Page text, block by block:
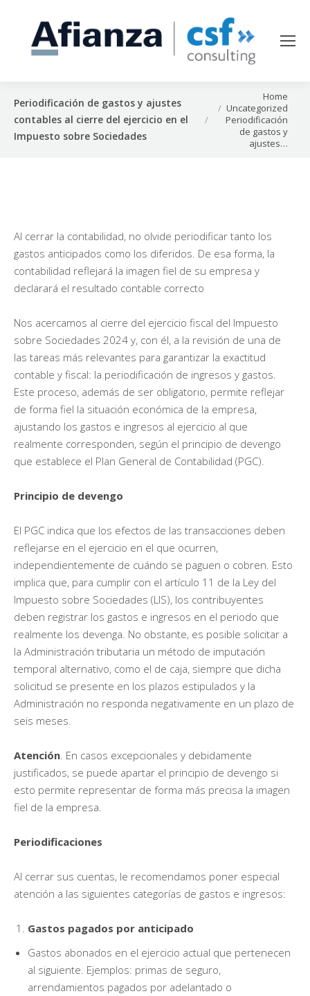
Periodificación de gastos y ajustes
contables al cierre del ejercicio en el
Impuesto sobre Sociedades
Home
Uncategorized
Periodificación
de gastos y
ajustes…
Al cerrar la contabilidad, no olvide periodificar tanto los
gastos anticipados como los diferidos. De esa forma, la
contabilidad reflejará la imagen fiel de su empresa y
declarará el resultado contable correcto
Nos acercamos al cierre del ejercicio fiscal del Impuesto
sobre Sociedades 2024 y, con él, a la revisión de una de
las tareas más relevantes para garantizar la exactitud
contable y fiscal: la periodificación de ingresos y gastos.
Este proceso, además de ser obligatorio, permite reflejar
de forma fiel la situación económica de la empresa,
ajustando los gastos e ingresos al ejercicio al que
realmente corresponden, según el principio de devengo
que establece el Plan General de Contabilidad (PGC).
Principio de devengo
El PGC indica que los efectos de las transacciones deben
reflejarse en el ejercicio en el que ocurren,
independientemente de cuándo se paguen o cobren. Esto
implica que, para cumplir con el artículo 11 de la Ley del
Impuesto sobre Sociedades (LIS), los contribuyentes
deben registrar los gastos e ingresos en el periodo que
realmente los devenga. No obstante, es posible solicitar a
la Administración tributaria un método de imputación
temporal alternativo, como el de caja, siempre que dicha
solicitud se presente en los plazos estipulados y la
Administración no responda negativamente en un plazo de
seis meses.
Atención . En casos excepcionales y debidamente
justificados, se puede apartar el principio de devengo si
esto permite representar de forma más precisa la imagen
fiel de la empresa.
Periodificaciones
Al cerrar sus cuentas, le recomendamos poner especial
atención a las siguientes categorías de gastos e ingresos:
Gastos pagados por anticipado
Gastos abonados en el ejercicio actual que pertenecen
al siguiente. Ejemplos: primas de seguro,
arrendamientos pagados por adelantado o